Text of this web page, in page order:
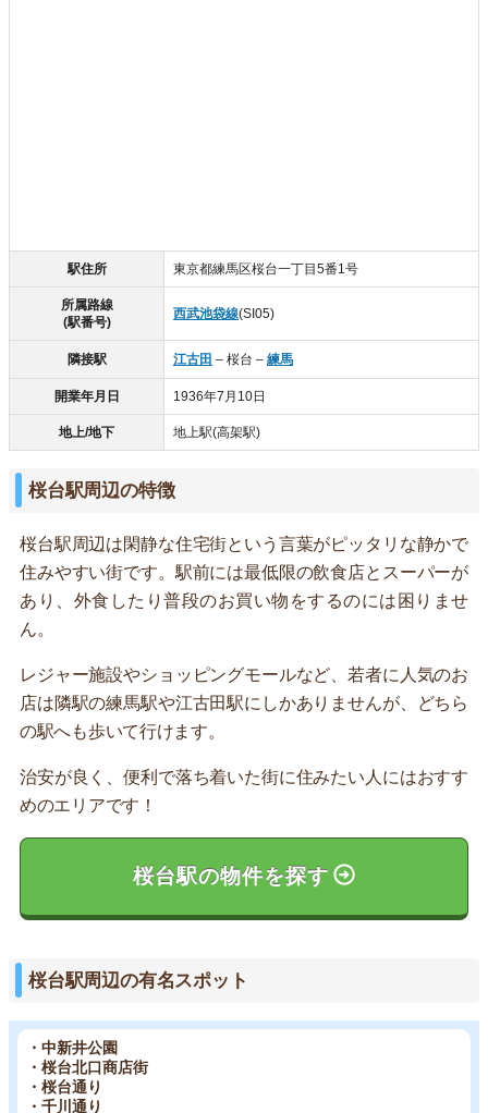
駅住所 東京都練馬区桜台一丁目5番1号
所属路線
(駅番号)
西武池袋線(SI05)
隣接駅 江古田 – 桜台 – 練馬
開業年月日 1936年7月10日
地上/地下 地上駅(高架駅)
桜台駅周辺の特徴
桜台駅周辺は閑静な住宅街という言葉がピッタリな静かで
住みやすい街です。駅前には最低限の飲食店とスーパーが
あり、外食したり普段のお買い物をするのには困りませ
ん。
レジャー施設やショッピングモールなど、若者に人気のお
店は隣駅の練馬駅や江古田駅にしかありませんが、どちら
の駅へも歩いて行けます。
治安が良く、便利で落ち着いた街に住みたい人にはおすす
めのエリアです！
桜台駅の物件を探す
桜台駅周辺の有名スポット
・中新井公園
・桜台北口商店街
・桜台通り
・千川通り